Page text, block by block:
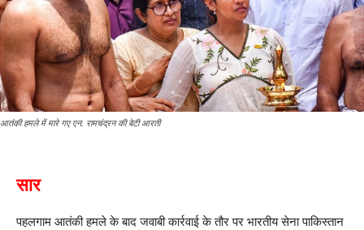
आतंकी हमले में मारे गए एन. रामचंद्रन की बेटी आरती
सार
पहलगाम आतंकी हमले के बाद जवाबी कार्रवाई के तौर पर भारतीय सेना पाकिस्तान